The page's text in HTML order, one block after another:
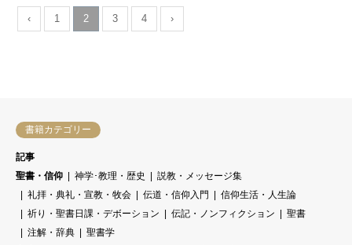
‹ 1 2 3 4 ›
書籍カテゴリー
記事
聖書・信仰
神学･教理・歴史
説教・メッセージ集
礼拝・典礼・宣教・牧会
伝道・信仰入門
信仰生活・人生論
祈り・聖書日課・デボーション
伝記・ノンフィクション
聖書
注解・辞典
聖書学